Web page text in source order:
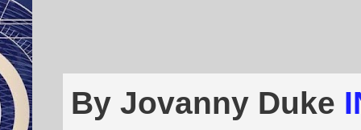
By Jovanny Duke